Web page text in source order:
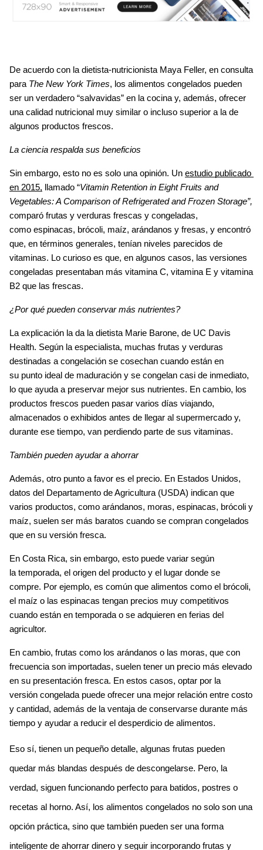
Body
De acuerdo con la dietista-nutricionista Maya Feller, en consulta
para The New York Times, los alimentos congelados pueden
ser un verdadero “salvavidas” en la cocina y, además, ofrecer
una calidad nutricional muy similar o incluso superior a la de
algunos productos frescos.
La ciencia respalda sus beneficios
Sin embargo, esto no es solo una opinión. Un estudio publicado
en 2015,
llamado “Vitamin Retention in Eight Fruits and
Vegetables: A Comparison of Refrigerated and Frozen Storage”,
comparó frutas y verduras frescas y congeladas,
como espinacas, brócoli, maíz, arándanos y fresas, y encontró
que, en términos generales, tenían niveles parecidos de
vitaminas. Lo curioso es que, en algunos casos, las versiones
congeladas presentaban más vitamina C, vitamina E y vitamina
B2 que las frescas.
¿Por qué pueden conservar más nutrientes?
La explicación la da la dietista Marie Barone, de UC Davis
Health. Según la especialista, muchas frutas y verduras
destinadas a congelación se cosechan cuando están en
su punto ideal de maduración y se congelan casi de inmediato,
lo que ayuda a preservar mejor sus nutrientes. En cambio, los
productos frescos pueden pasar varios días viajando,
almacenados o exhibidos antes de llegar al supermercado y,
durante ese tiempo, van perdiendo parte de sus vitaminas.
También pueden ayudar a ahorrar
Además, otro punto a favor es el precio. En Estados Unidos,
datos del Departamento de Agricultura (USDA) indican que
varios productos, como arándanos, moras, espinacas, brócoli y
maíz, suelen ser más baratos cuando se compran congelados
que en su versión fresca.
En Costa Rica, sin embargo, esto puede variar según
la temporada, el origen del producto y el lugar donde se
compre. Por ejemplo, es común que alimentos como el brócoli,
el maíz o las espinacas tengan precios muy competitivos
cuando están en temporada o se adquieren en ferias del
agricultor.
En cambio, frutas como los arándanos o las moras, que con
frecuencia son importadas, suelen tener un precio más elevado
en su presentación fresca. En estos casos, optar por la
versión congelada puede ofrecer una mejor relación entre costo
y cantidad, además de la ventaja de conservarse durante más
tiempo y ayudar a reducir el desperdicio de alimentos.
Eso sí, tienen un pequeño detalle, algunas frutas pueden
quedar más blandas después de descongelarse. Pero, la
verdad, siguen funcionando perfecto para batidos, postres o
recetas al horno. Así, los alimentos congelados no solo son una
opción práctica, sino que también pueden ser una forma
inteligente de ahorrar dinero y seguir incorporando frutas y